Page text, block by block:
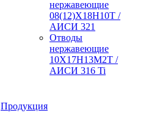
нержавеющие
08(12)Х18Н10Т /
АИСИ 321
Отводы
нержавеющие
10Х17Н13М2Т /
АИСИ 316 Ti
Продукция